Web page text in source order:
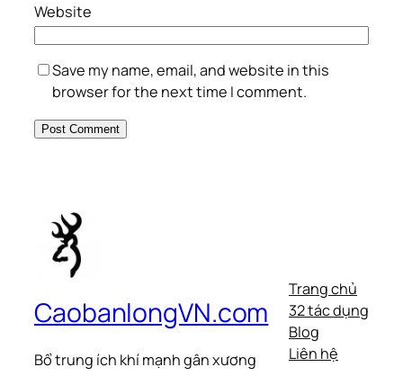
Website
Save my name, email, and website in this
browser for the next time I comment.
CaobanlongVN.com
Bổ trung ích khí mạnh gân xương
Trang chủ
32 tác dụng
Blog
Liên hệ